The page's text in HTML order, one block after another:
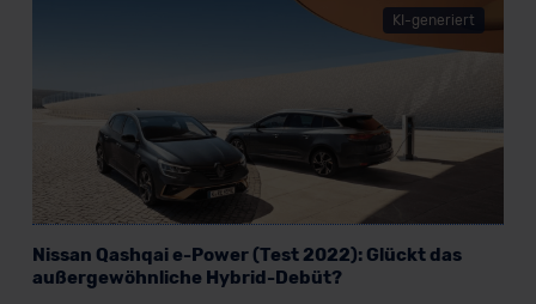
KI-generiert
Nissan Qashqai e-Power (Test 2022): Glückt das
außergewöhnliche Hybrid-Debüt?